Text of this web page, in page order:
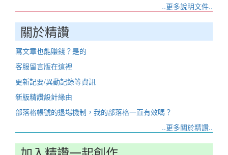
..更多說明文件..
關於精讚
寫文章也能賺錢？是的
客服留言版在這裡
更新記要/異動記錄等資訊
新版精讚設計緣由
部落格帳號的退場機制，我的部落格一直有效嗎？
..更多關於精讚..